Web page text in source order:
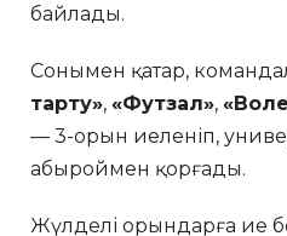
байлады.
Сонымен қатар,
тарту», «Футзал»,
— 3-орын иеленіп,
абыроймен қорғады.
Жүлделі орындарға ие